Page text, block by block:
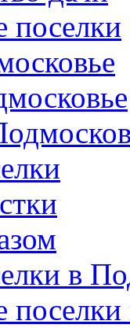
поселки
в